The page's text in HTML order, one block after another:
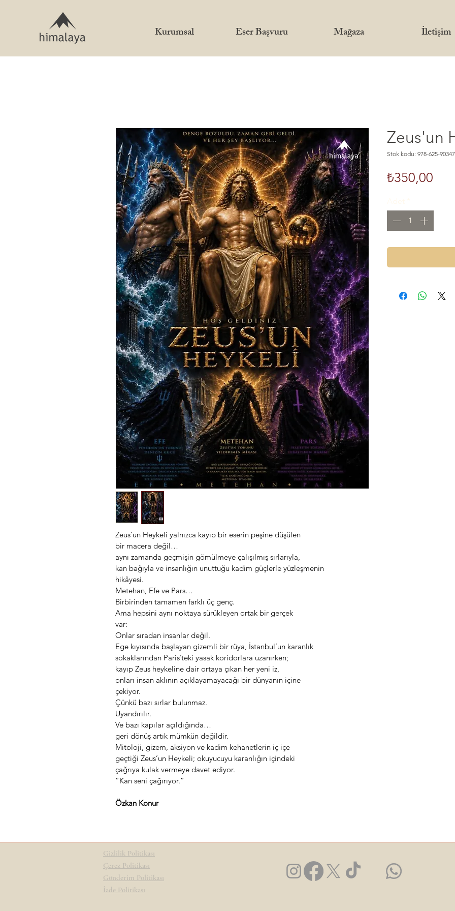
Kurumsal Eser Başvuru Mağaza İletişim
Zeus’un Heykeli yalnızca kayıp bir eserin peşine düşülen
bir macera değil…
aynı zamanda geçmişin gömülmeye çalışılmış sırlarıyla,
kan bağıyla ve insanlığın unuttuğu kadim güçlerle yüzleşmenin
hikâyesi.
Metehan, Efe ve Pars…
Birbirinden tamamen farklı üç genç.
Ama hepsini aynı noktaya sürükleyen ortak bir gerçek
var:
Onlar sıradan insanlar değil.
Ege kıyısında başlayan gizemli bir rüya, İstanbul’un karanlık
sokaklarından Paris’teki yasak koridorlara uzanırken;
kayıp Zeus heykeline dair ortaya çıkan her yeni iz,
onları insan aklının açıklayamayacağı bir dünyanın içine
çekiyor.
Çünkü bazı sırlar bulunmaz.
Uyandırılır.
Ve bazı kapılar açıldığında…
geri dönüş artık mümkün değildir.
Mitoloji, gizem, aksiyon ve kadim kehanetlerin iç içe
geçtiği Zeus’un Heykeli; okuyucuyu karanlığın içindeki
çağrıya kulak vermeye davet ediyor.
“Kan seni çağırıyor.”
Özkan Konur
Zeus'un
Stok kodu: 978-625-
₺350,00
Gizlilik Politikası
Çerez Politikası
Gönderim Politikası
İade Politikası